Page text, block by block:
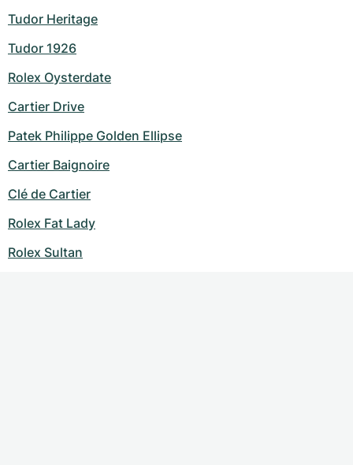
Tudor Heritage
Tudor 1926
Rolex Oysterdate
Cartier Drive
Patek Philippe Golden Ellipse
Cartier Baignoire
Clé de Cartier
Rolex Fat Lady
Rolex Sultan